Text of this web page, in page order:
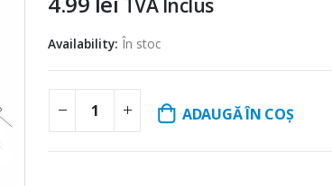
TVA Inclus
Availability: În stoc
ADAUGĂ ÎN COȘ